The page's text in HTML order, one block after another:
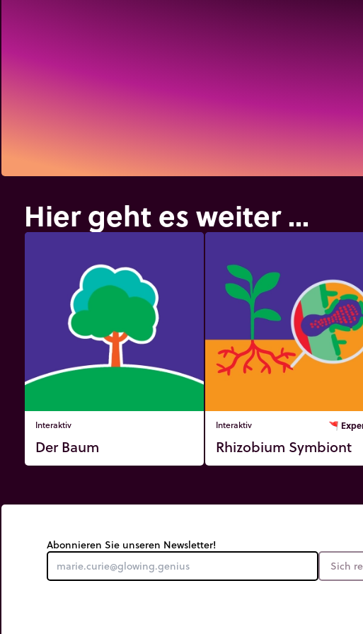
Hier geht es weiter ...
Interaktiv
Der Baum
Interaktiv 🚩
Rhizobium Symbiont
Abonnieren Sie unseren Newsletter!
Sich